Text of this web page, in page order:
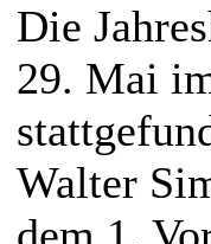
Die
29. Mai
Walter